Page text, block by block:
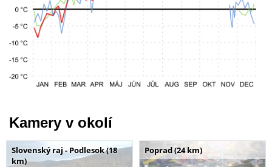
Kamery v okolí
Slovenský raj - Podlesok (18
km)
Poprad (24 km)